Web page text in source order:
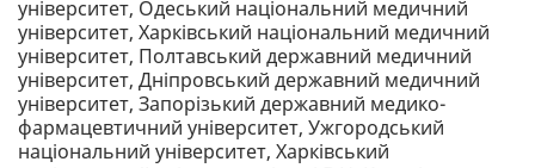
університет, Одеський національний медичний
університет, Харківський національний медичний
університет, Полтавський державний медичний
університет, Дніпровський державний медичний
університет, Запорізький державний медико-
фармацевтичний університет, Ужгородський
національний університет, Харківський